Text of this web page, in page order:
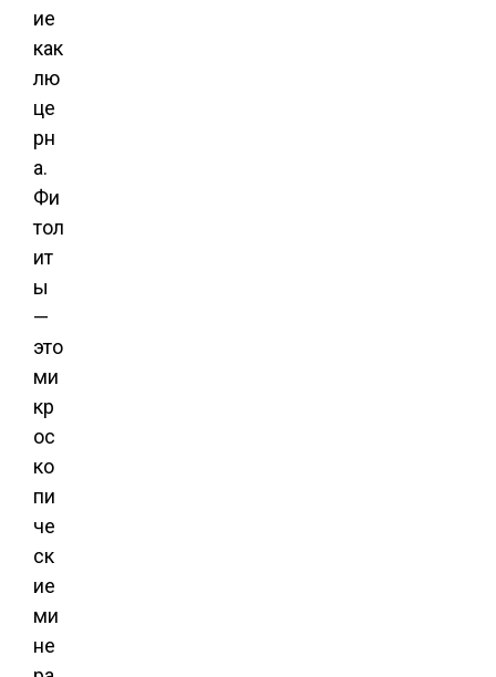
ие
как
лю
це
рн
а.
Фи
тол
ит
ы
—
это
ми
кр
ос
ко
пи
че
ск
ие
ми
не